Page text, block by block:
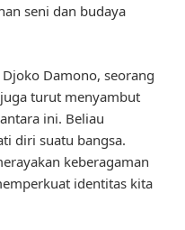
seni dan budaya
Damono, seorang
turut menyambut
ini. Beliau
diri suatu bangsa.
keberagaman
identitas kita